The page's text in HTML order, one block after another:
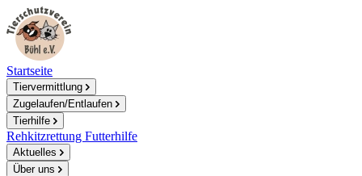
Startseite
Tiervermittlung
Zugelaufen/Entlaufen
Tierhilfe
Rehkitzrettung Futterhilfe
Aktuelles
Über uns